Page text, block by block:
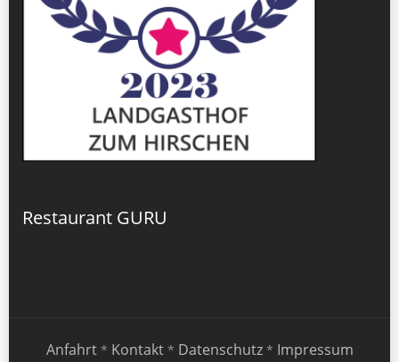
Restaurant GURU
Anfahrt* Kontakt* Datenschutz* Impressum